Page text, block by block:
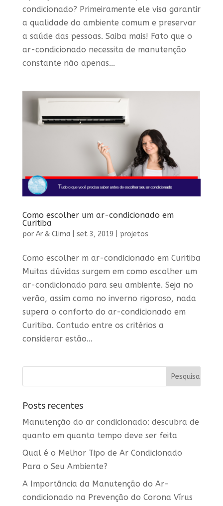
condicionado? Primeiramente ele visa garantir
a qualidade do ambiente comum e preservar
a saúde das pessoas. Saiba mais! Fato que o
ar-condicionado necessita de manutenção
constante não apenas...
Como escolher um ar-condicionado em
Curitiba
por Ar & Clima| set 3, 2019 projetos
Como escolher m ar-condicionado em Curitiba
Muitas dúvidas surgem em como escolher um
ar-condicionado para seu ambiente. Seja no
verão, assim como no inverno rigoroso, nada
supera o conforto do ar-condicionado em
Curitiba. Contudo entre os critérios a
considerar estão...
Posts recentes
Manutenção do ar condicionado: descubra de
quanto em quanto tempo deve ser feita
Qual é o Melhor Tipo de Ar Condicionado
Para o Seu Ambiente?
A Importância da Manutenção do Ar-
condicionado na Prevenção do Corona Vírus